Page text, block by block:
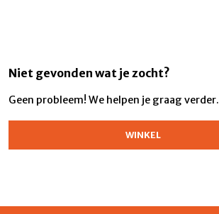
Niet gevonden wat je zocht?
Geen probleem! We helpen je graag verder.
WINKEL